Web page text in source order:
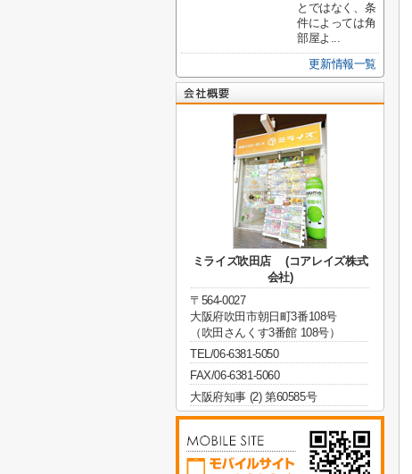
とではなく、条
件によっては角
部屋よ...
更新情報一覧
ミライズ吹田店 (コアレイズ株式
会社)
〒564-0027
大阪府吹田市朝日町3番108号
（吹田さんくす3番館 108号）
TEL/06-6381-5050
FAX/06-6381-5060
大阪府知事 (2) 第60585号